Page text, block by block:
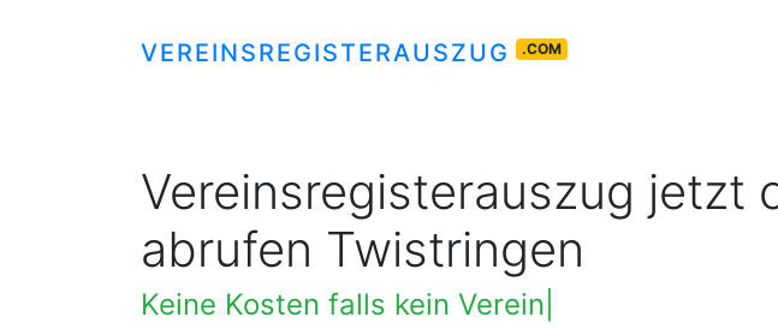
VEREINSREGISTERAUSZUG .COM
Vereinsregisterauszug jetzt
abrufen Twistringen
Keine Kosten falls kein Vereinsauszug